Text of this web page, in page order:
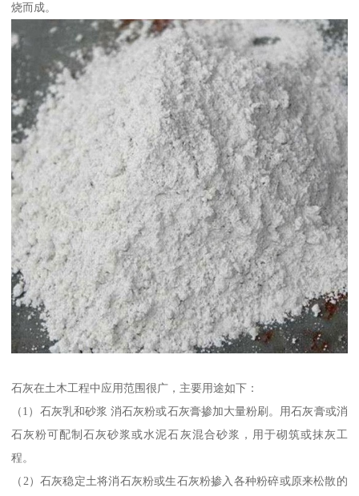
烧而成。
石灰在土木工程中应用范围很广，主要用途如下：
（1）石灰乳和砂浆 消石灰粉或石灰膏掺加大量粉刷。用石灰膏或消
石灰粉可配制石灰砂浆或水泥石灰混合砂浆，用于砌筑或抹灰工
程。
（2）石灰稳定土将消石灰粉或生石灰粉掺入各种粉碎或原来松散的